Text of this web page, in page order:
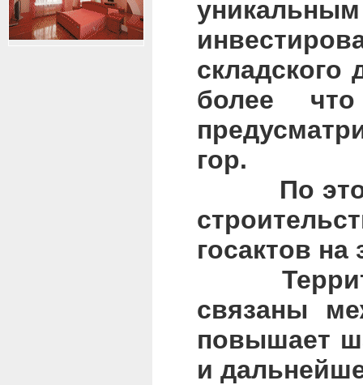
складского
более
гор.
По этому
госактов
связаны
повышает
и